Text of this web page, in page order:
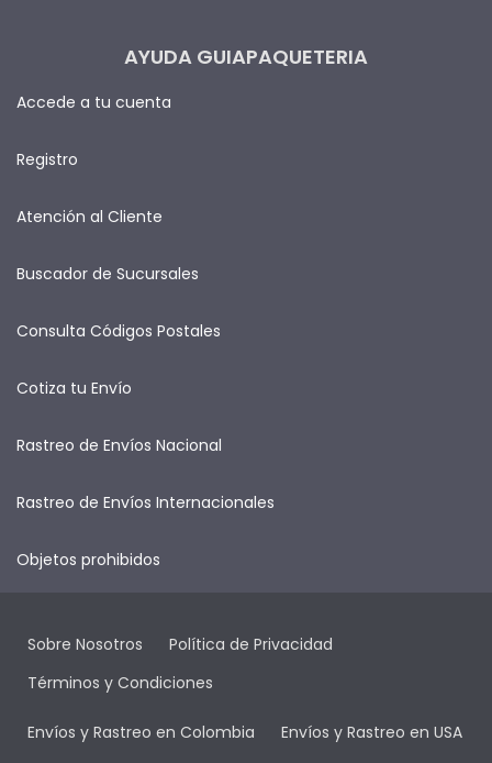
AYUDA GUIAPAQUETERIA
Accede a tu cuenta
Registro
Atención al Cliente
Buscador de Sucursales
Consulta Códigos Postales
Cotiza tu Envío
Rastreo de Envíos Nacional
Rastreo de Envíos Internacionales
Objetos prohibidos
Sobre Nosotros
Política de Privacidad
Términos y Condiciones
Envíos y Rastreo en Colombia Envíos y Rastreo en USA